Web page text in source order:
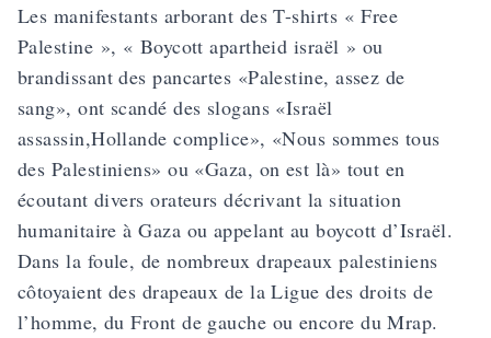
Les manifestants arborant des T-shirts « Free
Palestine », « Boycott apartheid israël » ou
brandissant des pancartes «Palestine, assez de
sang», ont scandé des slogans «Israël
assassin,Hollande complice», «Nous sommes tous
des Palestiniens» ou «Gaza, on est là» tout en
écoutant divers orateurs décrivant la situation
humanitaire à Gaza ou appelant au boycott d’Israël.
Dans la foule, de nombreux drapeaux palestiniens
côtoyaient des drapeaux de la Ligue des droits de
l’homme, du Front de gauche ou encore du Mrap.